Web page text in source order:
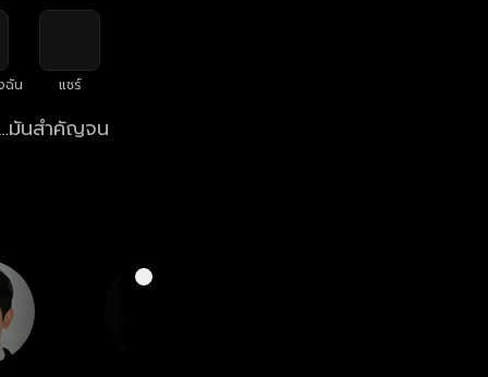
ฉัน แชร์
มันสำคัญจน